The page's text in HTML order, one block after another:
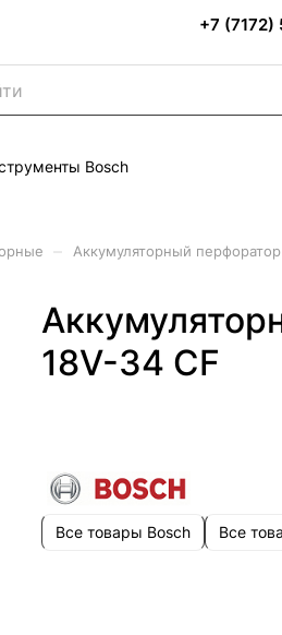
+7
Bosch
Аккумуляторный перфоратор
18V-34 CF
Все товары Bosch Все